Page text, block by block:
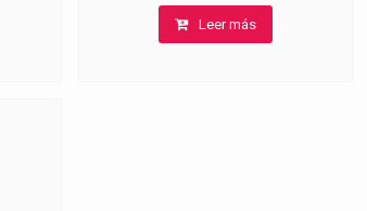
Leer más